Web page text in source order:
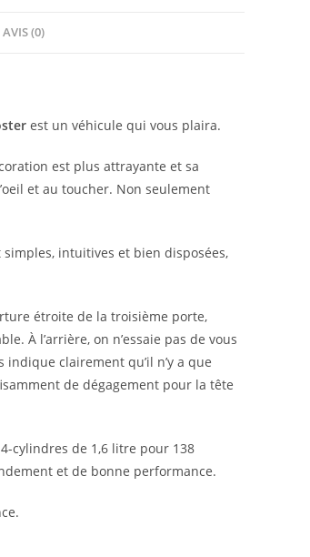
er
AVIS (0)
est un véhicule qui vous plaira.
est plus attrayante et sa
et au toucher. Non seulement
intuitives et bien disposées,
étroite de la troisième porte,
À l’arrière, on n’essaie pas de vous
clairement qu’il n’y a que
de dégagement pour la tête
cylindres de 1,6 litre pour 138
et de bonne performance.